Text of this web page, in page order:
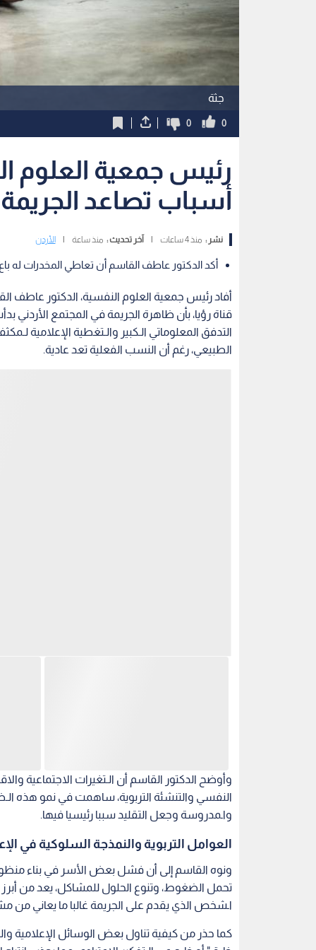
جثة
0
0
رئيس جمعية العلوم
أسباب تصاعد
نشر : منذ 4 ساعات آخر تحديث : منذ ساعة الأردن
أكد الدكتور عاطف القاسم أن تعاطي المخدرات له
أفاد رئيس جمعية العلوم النفسية، الدكتور عاطف
قناة رؤيا، بأن ظاهرة الجريمة في المجتمع
التدفق المعلوماتي الـكبير والـتغطية الإعلامية
الطبيعي، رغم أن النسب الفعلية تعد عادية.
وأوضح الدكتور القاسم أن الـتغيرات الاجتماعية
النفسي والتنشئة التربوية، ساهمت في نمو هذه
واـمدروسة وجعل التقليد سببا رئيسيا فيها.
العوامل التربوية والنمذجة السلوكية في
ونوه القاسم إلى أن فشل بعض الأسر في بناء
تحمل الضغوط، وتنوع الحلول للمشاكل، يعد من أبرز
اـشخص الذي يقدم على الجريمة غالبا ما يعاني من
كما حذر من كيفية تناول بعض الوسائل الإعلامية